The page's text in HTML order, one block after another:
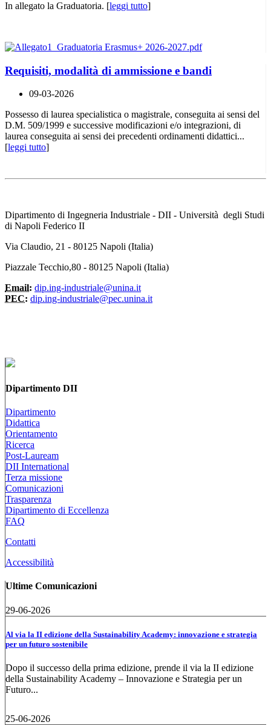
In allegato la Graduatoria. [leggi tutto]
Requisiti, modalità di ammissione e bandi
09-03-2026
Possesso di laurea specialistica o magistrale, conseguita ai sensi del
D.M. 509/1999 e successive modificazioni e/o integrazioni, di
laurea conseguita ai sensi dei precedenti ordinamenti didattici...
[leggi tutto]
Dipartimento di Ingegneria Industriale - DII - Università degli Studi
di Napoli Federico II
Via Claudio, 21 - 80125 Napoli (Italia)
Piazzale Tecchio,80 - 80125 Napoli (Italia)
Email: dip.ing-industriale@unina.it
PEC: dip.ing-industriale@pec.unina.it
Dipartimento DII
Dipartimento
Didattica
Orientamento
Ricerca
Post-Lauream
DII International
Terza missione
Comunicazioni
Trasparenza
Dipartimento di Eccellenza
FAQ
Contatti
Accessibilità
Ultime Comunicazioni
29-06-2026
Al via la II edizione della Sustainability Academy: innovazione e strategia
per un futuro sostenibile
Dopo il successo della prima edizione, prende il via la II edizione
della Sustainability Academy – Innovazione e Strategia per un
Futuro...
25-06-2026